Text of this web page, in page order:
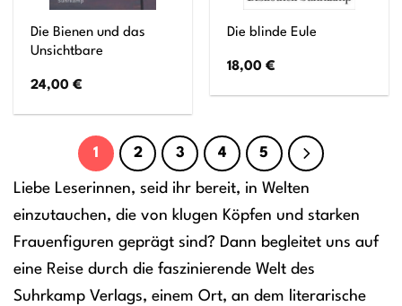
Die Bienen und das
Unsichtbare
24,00€
Die blinde Eule
18,00€
1 2 3 4 5
Liebe Leserinnen, seid ihr bereit, in Welten
einzutauchen, die von klugen Köpfen und starken
Frauenfiguren geprägt sind? Dann begleitet uns auf
eine Reise durch die faszinierende Welt des
Suhrkamp Verlags, einem Ort, an dem literarische